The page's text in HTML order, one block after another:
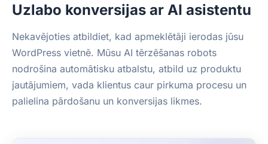
Uzlabo konversijas ar AI asistentu
Nekavējoties atbildiet, kad apmeklētāji ierodas jūsu
WordPress vietnē. Mūsu AI tērzēšanas robots
nodrošina automātisku atbalstu, atbild uz produktu
jautājumiem, vada klientus caur pirkuma procesu un
palielina pārdošanu un konversijas likmes.